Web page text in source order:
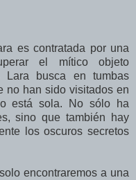
es contratada por una
el mítico objeto
Lara busca en tumbas
no han sido visitados en
está sola. No sólo ha
sino que también hay
los oscuros secretos
encontraremos a una